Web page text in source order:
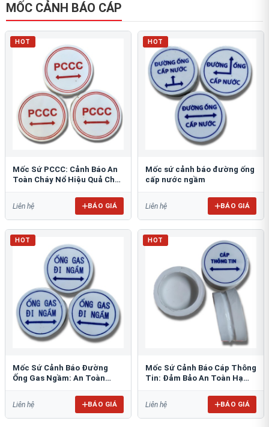
MỐC CẢNH BÁO CÁP
HOT
Mốc Sứ PCCC: Cảnh Báo An
Toàn Cháy Nổ Hiệu Quả Cho
Liên hệ BÁO GIÁ
HOT
Mốc sứ cảnh báo đường ống
cấp nước ngầm
Liên hệ BÁO GIÁ
HOT
Mốc Sứ Cảnh Báo Đường
Ống Gas Ngầm: An Toàn
Liên hệ BÁO GIÁ
HOT
Mốc Sứ Cảnh Báo Cáp Thông
Tin: Đảm Bảo An Toàn Hạ
Liên hệ BÁO GIÁ